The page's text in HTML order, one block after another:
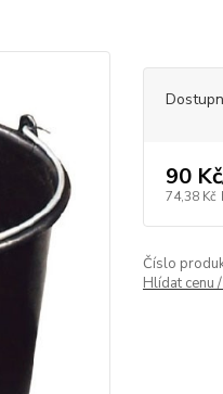
90 Kč
74,38 Kč
Číslo
Hlídat cenu